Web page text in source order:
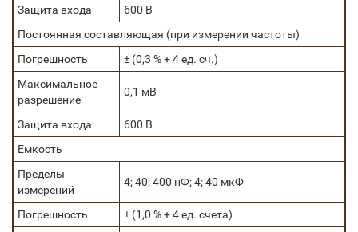
Защита входа
600 В
Постоянная составляющая (при измерении частоты)
Погрешность
± (0,3 % + 4 ед. сч.)
Максимальное
разрешение
0,1 мВ
Защита входа
600 В
Емкость
Пределы
измерений
4; 40; 400 нФ; 4; 40 мкФ
Погрешность
± (1,0 % + 4 ед. счета)